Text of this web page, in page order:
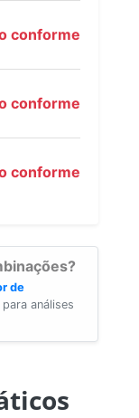
conforme
conforme
conforme
de
análises